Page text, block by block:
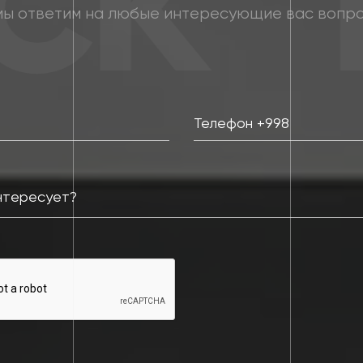
ответим на любые интересующие вас